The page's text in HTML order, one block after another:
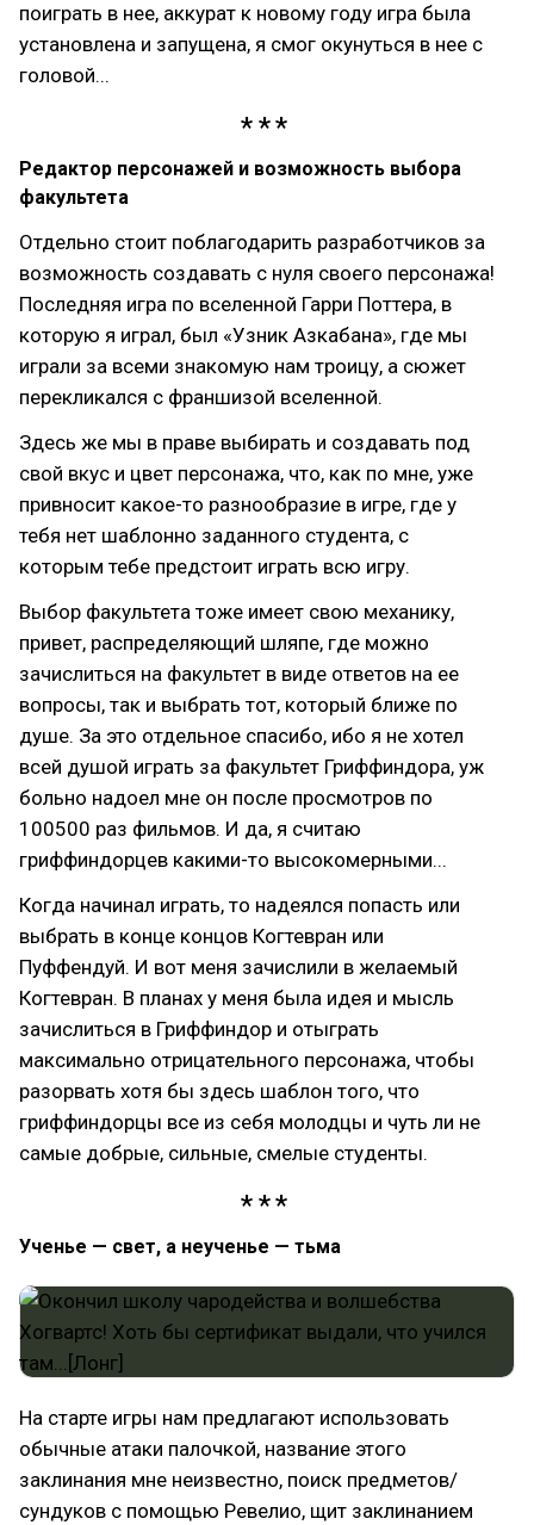
поиграть в нее, аккурат к новому году игра была
установлена и запущена, я смог окунуться в нее с
головой...
Редактор персонажей и возможность выбора
факультета
Отдельно стоит поблагодарить разработчиков за
возможность создавать с нуля своего персонажа!
Последняя игра по вселенной Гарри Поттера, в
которую я играл, был «Узник Азкабана», где мы
играли за всеми знакомую нам троицу, а сюжет
перекликался с франшизой вселенной.
Здесь же мы в праве выбирать и создавать под
свой вкус и цвет персонажа, что, как по мне, уже
привносит какое-то разнообразие в игре, где у
тебя нет шаблонно заданного студента, с
которым тебе предстоит играть всю игру.
Выбор факультета тоже имеет свою механику,
привет, распределяющий шляпе, где можно
зачислиться на факультет в виде ответов на ее
вопросы, так и выбрать тот, который ближе по
душе. За это отдельное спасибо, ибо я не хотел
всей душой играть за факультет Гриффиндора, уж
больно надоел мне он после просмотров по
100500 раз фильмов. И да, я считаю
гриффиндорцев какими-то высокомерными...
Когда начинал играть, то надеялся попасть или
выбрать в конце концов Когтевран или
Пуффендуй. И вот меня зачислили в желаемый
Когтевран. В планах у меня была идея и мысль
зачислиться в Гриффиндор и отыграть
максимально отрицательного персонажа, чтобы
разорвать хотя бы здесь шаблон того, что
гриффиндорцы все из себя молодцы и чуть ли не
самые добрые, сильные, смелые студенты.
Ученье — свет, а неученье — тьма
На старте игры нам предлагают использовать
обычные атаки палочкой, название этого
заклинания мне неизвестно, поиск предметов/
сундуков с помощью Ревелио, щит заклинанием